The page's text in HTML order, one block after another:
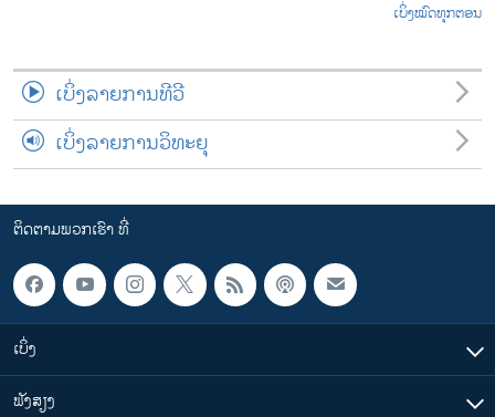
ເບິ່ງໝົດທຸກຕອນ
ເບິ່ງລາຍການທີວີ
ເບິ່ງລາຍການວິທະຍຸ
ຕິດຕາມພວກເຮົາ ທີ່
ເບິ່ງ
ຟັງສຽງ